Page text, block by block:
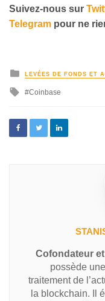
Suivez-nous sur
Telegram pour ne
LEVÉES DE FONDS ET
Coinbase
Cofondateur
possède
traitement de
la blockchain. Il